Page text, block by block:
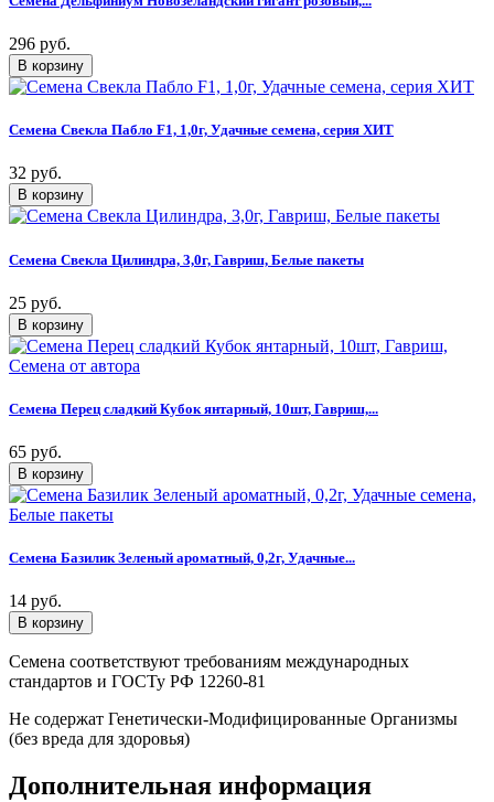
296 руб.
Семена Свекла Пабло F1, 1,0г, Удачные семена, серия ХИТ
32 руб.
Семена Свекла Цилиндра, 3,0г, Гавриш, Белые пакеты
25 руб.
Семена Перец сладкий Кубок янтарный, 10шт, Гавриш,...
65 руб.
Семена Базилик Зеленый ароматный, 0,2г, Удачные...
14 руб.
Семена соответствуют требованиям международных
стандартов и ГОСТу РФ 12260-81
Не содержат Генетически-Модифицированные Организмы
(без вреда для здоровья)
Дополнительная информация